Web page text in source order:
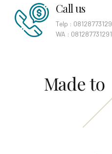
Call us
Telp :
WA : 081287731291
Made to